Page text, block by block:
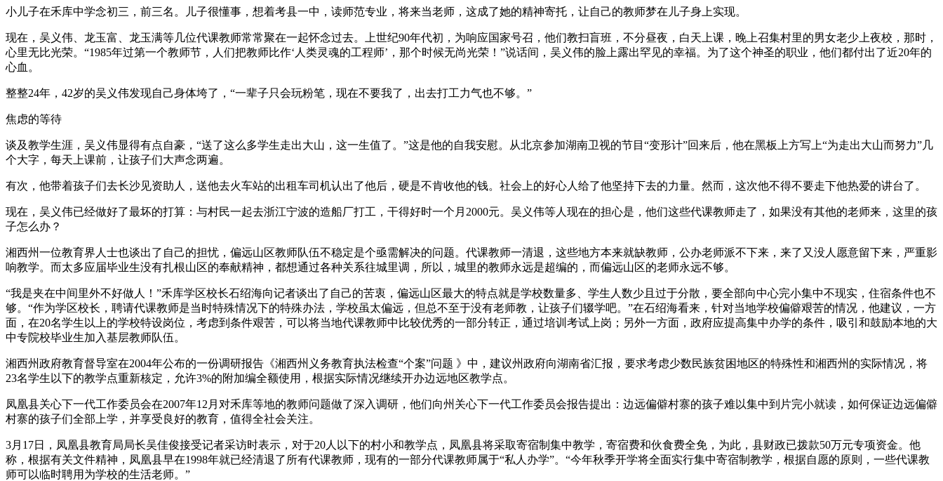
小儿子在禾库中学念初三，前三名。儿子很懂事，想着考县一中，读师范专业，将来当老师，这成了她的精神寄托，让自己的教师梦在儿子身上实现。
现在，吴义伟、龙玉富、龙玉满等几位代课教师常常聚在一起怀念过去。上世纪90年代初，为响应国家号召，他们教扫盲班，不分昼夜，白天上课，晚上召集村里的男女老少上夜校，那时，
心里无比光荣。“1985年过第一个教师节，人们把教师比作‘人类灵魂的工程师’，那个时候无尚光荣！”说话间，吴义伟的脸上露出罕见的幸福。为了这个神圣的职业，他们都付出了近20年的
心血。
整整24年，42岁的吴义伟发现自己身体垮了，“一辈子只会玩粉笔，现在不要我了，出去打工力气也不够。”
焦虑的等待
谈及教学生涯，吴义伟显得有点自豪，“送了这么多学生走出大山，这一生值了。”这是他的自我安慰。从北京参加湖南卫视的节目“变形计”回来后，他在黑板上方写上“为走出大山而努力”几
个大字，每天上课前，让孩子们大声念两遍。
有次，他带着孩子们去长沙见资助人，送他去火车站的出租车司机认出了他后，硬是不肯收他的钱。社会上的好心人给了他坚持下去的力量。然而，这次他不得不要走下他热爱的讲台了。
现在，吴义伟已经做好了最坏的打算：与村民一起去浙江宁波的造船厂打工，干得好时一个月2000元。吴义伟等人现在的担心是，他们这些代课教师走了，如果没有其他的老师来，这里的孩
子怎么办？
湘西州一位教育界人士也谈出了自己的担忧，偏远山区教师队伍不稳定是个亟需解决的问题。代课教师一清退，这些地方本来就缺教师，公办老师派不下来，来了又没人愿意留下来，严重影
响教学。而太多应届毕业生没有扎根山区的奉献精神，都想通过各种关系往城里调，所以，城里的教师永远是超编的，而偏远山区的老师永远不够。
“我是夹在中间里外不好做人！”禾库学区校长石绍海向记者谈出了自己的苦衷，偏远山区最大的特点就是学校数量多、学生人数少且过于分散，要全部向中心完小集中不现实，住宿条件也不
够。“作为学区校长，聘请代课教师是当时特殊情况下的特殊办法，学校虽太偏远，但总不至于没有老师教，让孩子们辍学吧。”在石绍海看来，针对当地学校偏僻艰苦的情况，他建议，一方
面，在20名学生以上的学校特设岗位，考虑到条件艰苦，可以将当地代课教师中比较优秀的一部分转正，通过培训考试上岗；另外一方面，政府应提高集中办学的条件，吸引和鼓励本地的大
中专院校毕业生加入基层教师队伍。
湘西州政府教育督导室在2004年公布的一份调研报告《湘西州义务教育执法检查“个案”问题 》中，建议州政府向湖南省汇报，要求考虑少数民族贫困地区的特殊性和湘西州的实际情况，将
23名学生以下的教学点重新核定，允许3%的附加编全额使用，根据实际情况继续开办边远地区教学点。
凤凰县关心下一代工作委员会在2007年12月对禾库等地的教师问题做了深入调研，他们向州关心下一代工作委员会报告提出：边远偏僻村寨的孩子难以集中到片完小就读，如何保证边远偏僻
村寨的孩子们全部上学，并享受良好的教育，值得全社会关注。
3月17日，凤凰县教育局局长吴佳俊接受记者采访时表示，对于20人以下的村小和教学点，凤凰县将采取寄宿制集中教学，寄宿费和伙食费全免，为此，县财政已拨款50万元专项资金。他
称，根据有关文件精神，凤凰县早在1998年就已经清退了所有代课教师，现有的一部分代课教师属于“私人办学”。“今年秋季开学将全面实行集中寄宿制教学，根据自愿的原则，一些代课教
师可以临时聘用为学校的生活老师。”